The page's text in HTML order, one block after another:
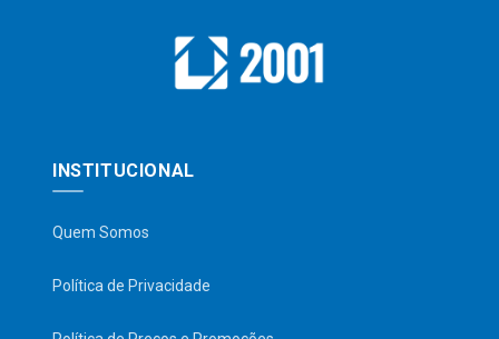
INSTITUCIONAL
Quem Somos
Política de Privacidade